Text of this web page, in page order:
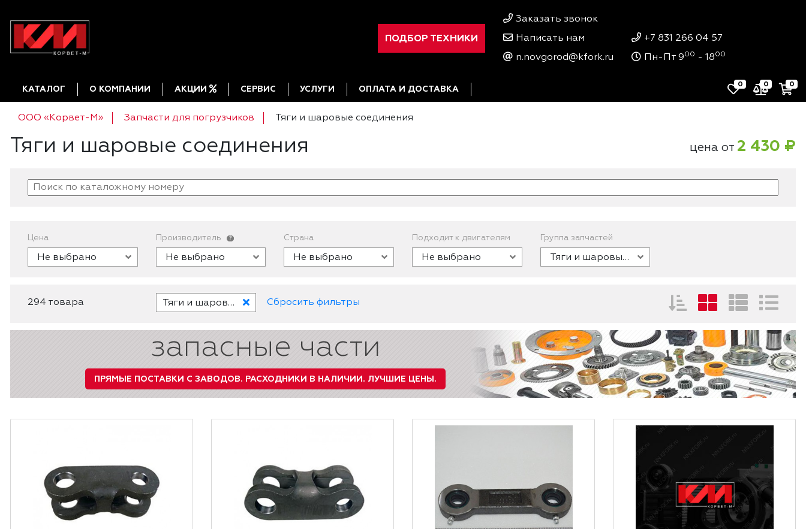
ПОДБОР ТЕХНИКИ
Заказать звонок
Написать нам
n.novgorod@kfork.ru
+7 831 266 04 57
Пн-Пт 900 - 1800
КАТАЛОГ О КОМПАНИИ АКЦИИ СЕРВИС УСЛУГИ ОПЛАТА И ДОСТАВКА 0 0 0
ООО «Корвет-М» Запчасти для погрузчиков Тяги и шаровые соединения
цена от 2 430 ₽
Тяги и шаровые соединения
Цена
Не выбрано
Производитель ?
Не выбрано
Страна
Не выбрано
Подходит к двигателям
Не выбрано
Группа запчастей
Тяги и шаровые соединения
294 товара Тяги и шаровые соединения Сбросить фильтры
запасные части
ПРЯМЫЕ ПОСТАВКИ С ЗАВОДОВ. РАСХОДНИКИ В НАЛИЧИИ. ЛУЧШИЕ ЦЕНЫ.